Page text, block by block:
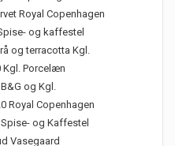
Royal Copenhagen
og kaffestel
og terracotta Kgl.
Kgl. Porcelæn
og Kgl.
Royal Copenhagen
og Kaffestel
Vasegaard